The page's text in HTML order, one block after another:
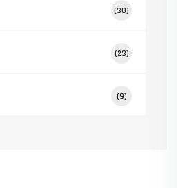
(30)
(23)
(9)